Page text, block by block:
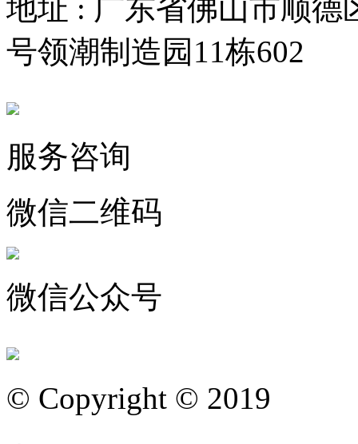
地址 : 广东省佛山市顺德
号领潮制造园11栋602
服务咨询
微信二维码
微信公众号
© Copyright © 2019